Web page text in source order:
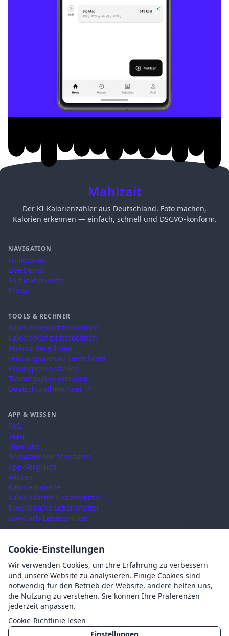
Mahlzait
Der KI-Kalorienzähler aus Deutschland. Foto machen,
Kalorien erkennen — einfach, schnell und DSGVO-konform.
NAVIGATION
Funktionen
Live Demo
So funktioniert's
Preise
TOOLS & RECHNER
Kalorienbedarf berechnen
Kaloriendefizit berechnen
Makros berechnen
Leistungsumsatz berechnen
Essensplan erstellen
Trainingsplan erstellen
Deutschland-Rechner ↗
APP & WISSEN
FAQ
Team
Über uns
Redaktionelle Standards
App-Vergleich
Wissen
Kalorientabelle
Kalorienarme Lebensmittel
Eiweißreiche Lebensmittel
Low-Carb-Lebensmittel
RECHTLICHES
Nutzungsbedingungen
Datenschutz
Impressum
AGB
Cookies
Cookie-Einstellungen
Cookie-Einstellungen
Wir verwenden Cookies, um Ihre Erfahrung zu verbessern
und unsere Website zu analysieren. Einige Cookies sind
notwendig für den Betrieb der Website, andere helfen uns,
die Nutzung zu verstehen. Sie können Ihre Präferenzen
jederzeit anpassen.
Cookie-Richtlinie lesen